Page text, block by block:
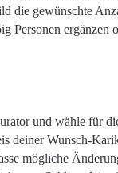
die gewünschte
Personen ergänzen
und wähle für
deiner Wunsch-
mögliche